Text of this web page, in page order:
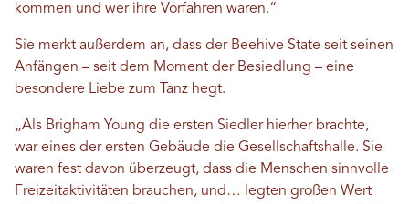
kommen und wer ihre Vorfahren waren.“
Sie merkt außerdem an, dass der Beehive State seit seinen
Anfängen – seit dem Moment der Besiedlung – eine
besondere Liebe zum Tanz hegt.
„Als Brigham Young die ersten Siedler hierher brachte,
war eines der ersten Gebäude die Gesellschaftshalle. Sie
waren fest davon überzeugt, dass die Menschen sinnvolle
Freizeitaktivitäten brauchen, und… legten großen Wert